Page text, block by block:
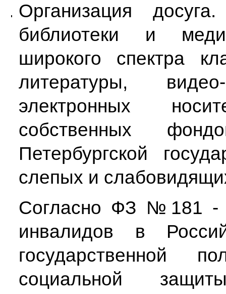
Организация
библиотеки и
широкого спектра
литературы,
электронных
собственных
Петербургской
слепых и
Согласно ФЗ №181 -
инвалидов в
государственной
социальной